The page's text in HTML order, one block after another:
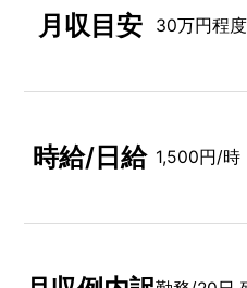
月収目安 30万円程度
時給/日給 1,500円/時